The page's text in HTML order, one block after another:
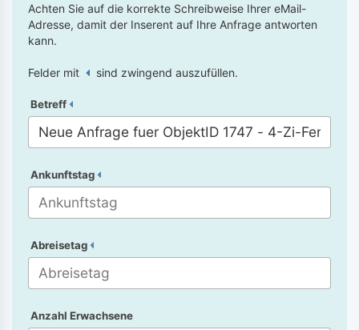
Achten Sie auf die korrekte Schreibweise Ihrer eMail-
Adresse, damit der Inserent auf Ihre Anfrage antworten
kann.
Felder mit sind zwingend auszufüllen.
Betreff
Ankunftstag
Abreisetag
Anzahl Erwachsene